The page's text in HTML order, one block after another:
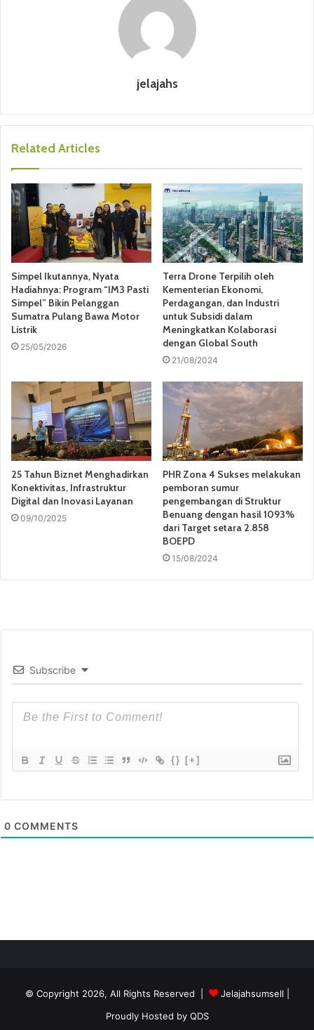
jelajahs
Related Articles
Simpel Ikutannya, Nyata
Hadiahnya: Program “IM3 Pasti
Simpel” Bikin Pelanggan
Sumatra Pulang Bawa Motor
Listrik
25/05/2026
Terra Drone Terpilih oleh
Kementerian Ekonomi,
Perdagangan, dan Industri
untuk Subsidi dalam
Meningkatkan Kolaborasi
dengan Global South
21/08/2024
25 Tahun Biznet Menghadirkan
Konektivitas, Infrastruktur
Digital dan Inovasi Layanan
09/10/2025
PHR Zona 4 Sukses melakukan
pemboran sumur
pengembangan di Struktur
Benuang dengan hasil 1093%
dari Target setara 2.858
BOEPD
15/08/2024
Subscribe
{} [+]
0 COMMENTS
© Copyright 2026, All Rights Reserved | Jelajahsumsell
Proudly Hosted by QDS